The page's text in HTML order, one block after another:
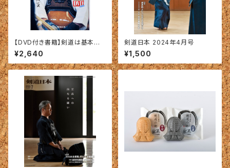
【DVD付き書籍】剣道は基本だ！
－つねに見直すべき鉄則10項目
－
¥2,640
剣道日本 2024年4月号
¥1,500